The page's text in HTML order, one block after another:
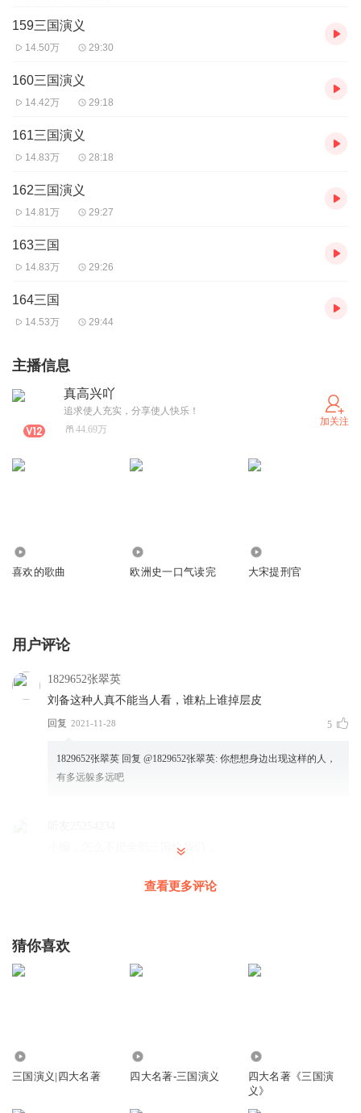
159三国演义
14.50万 29:30
160三国演义
14.42万 29:18
161三国演义
14.83万 28:18
162三国演义
14.81万 29:27
163三国
14.83万 29:26
164三国
14.53万 29:44
主播信息
真高兴吖
追求使人充实，分享使人快乐！
44.69万
加关注
喜欢的歌曲 欧洲史一口气读完 大宋提刑官
用户评论
1829652张翠英
刘备这种人真不能当人看，谁粘上谁掉层皮
回复 2021-11-28 5
1829652张翠英 回复 @1829652张翠英: 你想想身边出现这样的人，
有多远躲多远吧
小编，怎么不把全部三国给我们，
回复
Hi_赵子龙
查看更多评论
猜你喜欢
三国演义|四大名著 四大名著-三国演义
四大名著《三国演
义》